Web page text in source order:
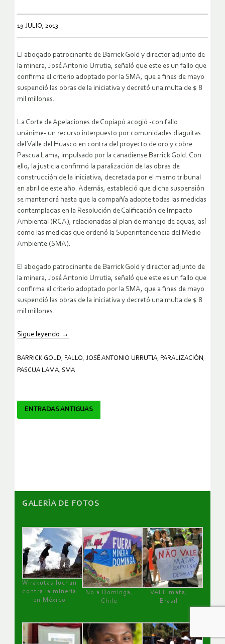
19 JULIO, 2013
El abogado patrocinante de Barrick Gold y director adjunto de
la minera, José Antonio Urrutia, señaló que este es un fallo que
confirma el criterio adoptado por la SMA, que a fines de mayo
suspendió las obras de la iniciativa y decretó una multa de $ 8
mil millones.
La Corte de Apelaciones de Copiapó acogió -con fallo
unánime- un recurso interpuesto por comunidades diaguitas
del Valle del Huasco en contra del proyecto de oro y cobre
Pascua Lama, impulsado por la canadiense Barrick Gold. Con
ello, la justicia confirmó la paralización de las obras de
construcción de la iniciativa, decretada por el mismo tribunal
en abril de este año. Además, estableció que dicha suspensión
se mantendrá hasta que la compañía adopte todas las medidas
contempladas en la Resolución de Calificación de Impacto
Ambiental (RCA), relacionadas al plan de manejo de aguas, así
como las medidas que ordenó la Superintendencia del Medio
Ambiente (SMA).
El abogado patrocinante de Barrick Gold y director adjunto de
la minera, José Antonio Urrutia, señaló que este es un fallo que
confirma el criterio adoptado por la SMA, que a fines de mayo
suspendió las obras de la iniciativa y decretó una multa de $ 8
mil millones.
Sigue leyendo →
BARRICK GOLD, FALLO, JOSÉ ANTONIO URRUTIA, PARALIZACIÓN ,
PASCUA LAMA, SMA
Navegador
ENTRADAS ANTIGUAS
GALERÌA DE FOTOS
Wirakutas luchan
contra la minería
en México
No a Dominga,
Chile
VALE mata,
Brasil